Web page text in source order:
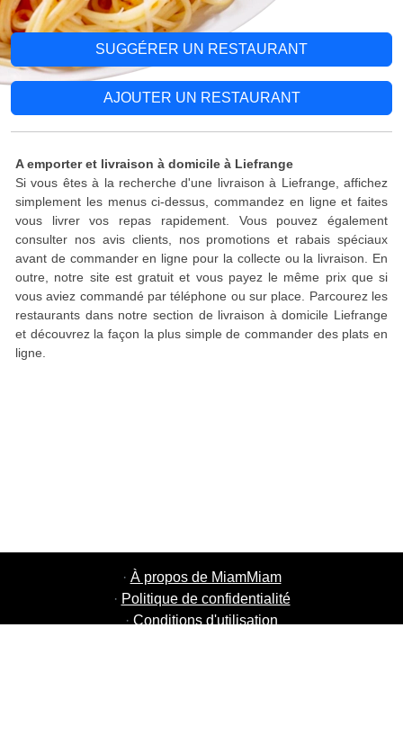
SUGGÉRER UN RESTAURANT
AJOUTER UN RESTAURANT
A emporter et livraison à domicile à Liefrange
Si vous êtes à la recherche d'une livraison à Liefrange, affichez
simplement les menus ci-dessus, commandez en ligne et faites
vous livrer vos repas rapidement. Vous pouvez également
consulter nos avis clients, nos promotions et rabais spéciaux
avant de commander en ligne pour la collecte ou la livraison. En
outre, notre site est gratuit et vous payez le même prix que si
vous aviez commandé par téléphone ou sur place. Parcourez les
restaurants dans notre section de livraison à domicile Liefrange
et découvrez la façon la plus simple de commander des plats en
ligne.
· À propos de MiamMiam
· Politique de confidentialité
· Conditions d'utilisation